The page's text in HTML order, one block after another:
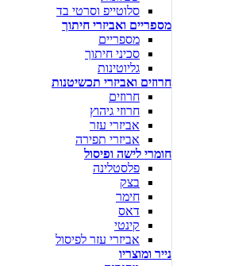
סלוטייפ וסרטי בד
מספריים ואביזרי חיתוך
מספריים
סכיני חיתוך
גליוטינות
חרוזים ואביזרי תכשיטנות
חרוזים
חרוזי גיהוץ
אביזרי עזר
אביזרי תפירה
חומרי לישה ופיסול
פלסטלינה
בצק
חימר
דאס
קינטי
אביזרי עזר לפיסול
נייר ומוצריו